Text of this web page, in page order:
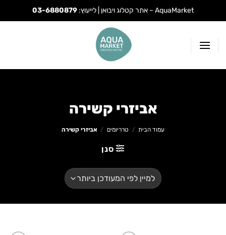
AquaMarket – אתר קטלוג ויבואן | לייעוץ: 03-6880879
content
אביזרי קשירה
עמוד הבית / טרריומים / אביזרי קשירה
סנן